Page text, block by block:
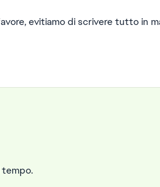
evitiamo di scrivere tutto in
tempo.